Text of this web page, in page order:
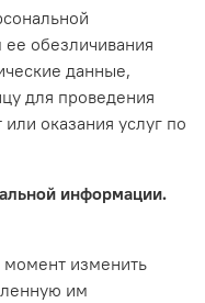
обезличивания
данные,
для проведения
оказания услуг по
информации.
момент изменить
им